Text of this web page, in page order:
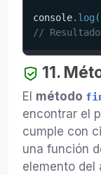
console. log (
//
11.
El método
encontrar el
cumple con
una función
elemento del